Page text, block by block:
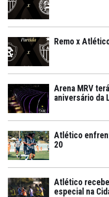
Remo x
Arena MRV
aniversário da
Atlético
20
Atlético
especial na